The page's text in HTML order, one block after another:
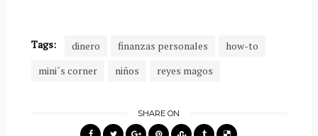
Tags: dinero finanzas personales
how-to
mini´s corner
niños reyes magos
SHARE ON